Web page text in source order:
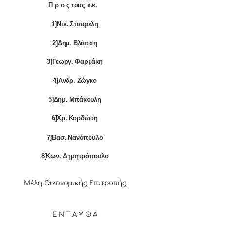
Π ρ ο ς τους κ.κ.
1]Νικ. Σταυρέλη
2]Δημ. Βλάσση
3]Γεωργ. Φαρμάκη
4]Ανδρ. Ζώγκο
5]Δημ. Μπάκουλη
6]Χρ. Κορδώση
7]Βασ. Νανόπουλο
8]Κων. Δημητρόπουλο
Μέλη Οικονομικής Επιτροπής
Ε Ν Τ Α Υ Θ Α